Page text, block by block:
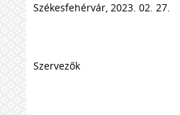
Székesfehérvár, 2023. 02. 27.
Szervezők